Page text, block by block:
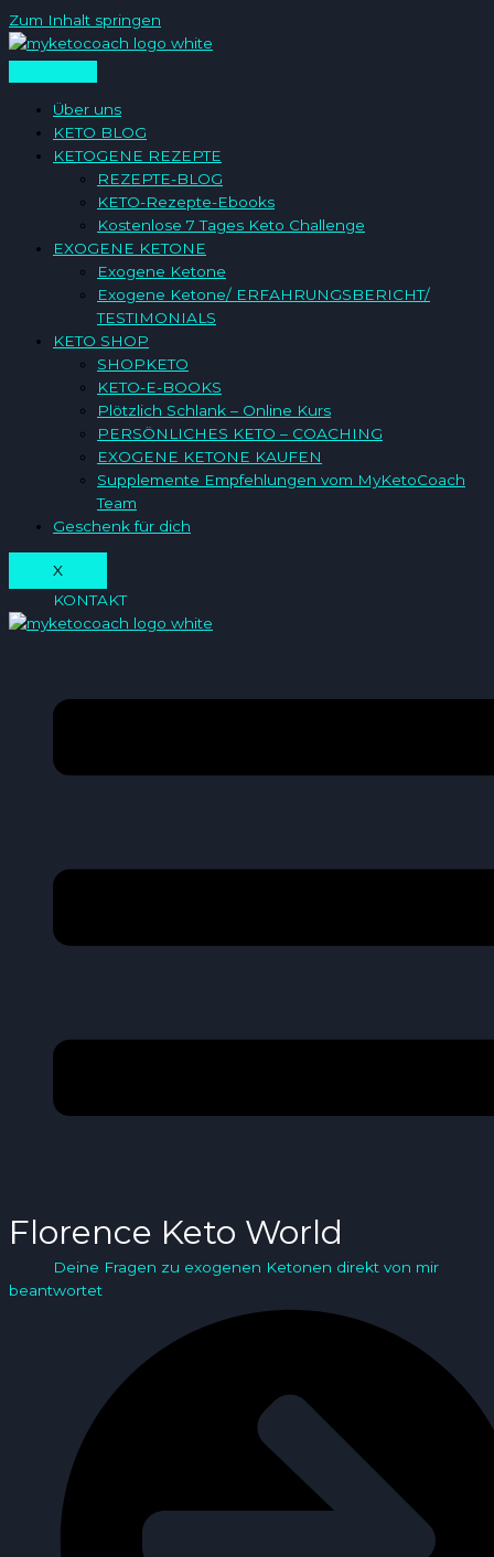
Zum Inhalt springen
Über uns
KETO BLOG
KETOGENE REZEPTE
REZEPTE-BLOG
KETO-Rezepte-Ebooks
Kostenlose 7 Tages Keto Challenge
EXOGENE KETONE
Exogene Ketone
Exogene Ketone/ ERFAHRUNGSBERICHT/
TESTIMONIALS
KETO SHOP
SHOPKETO
KETO-E-BOOKS
Plötzlich Schlank – Online Kurs
PERSÖNLICHES KETO – COACHING
EXOGENE KETONE KAUFEN
Supplemente Empfehlungen vom MyKetoCoach
Team
Geschenk für dich
X
KONTAKT
Florence Keto World
Deine Fragen zu exogenen Ketonen direkt von mir
beantwortet